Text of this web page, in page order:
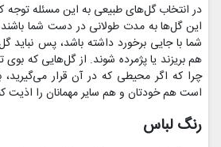
در انتخاب گل‌های طبیعی به این مسئله توجه
این گل‌ها به مدت طولانی در دست شما
شما با جایی برخورد داشته باشد، پس نباید
هم بریزند یا پژمرده شوند. از گل‌هایی که بوی
چرا که اگر محیطی که در آن قرار
است هم خودتان و هم سایر مهمانان را اذیت
رنگ لباس